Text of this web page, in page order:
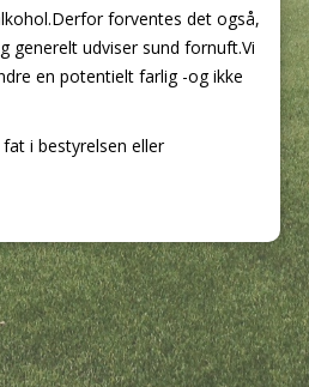
forventes det også,
udviser sund fornuft.Vi
en potentielt farlig -og ikke
i bestyrelsen eller